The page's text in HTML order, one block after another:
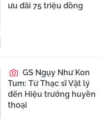
ưu đãi 75 triệu đồng
GS Ngụy Như Kon
Tum: Từ Thạc sĩ Vật lý
đến Hiệu trưởng huyền
thoại